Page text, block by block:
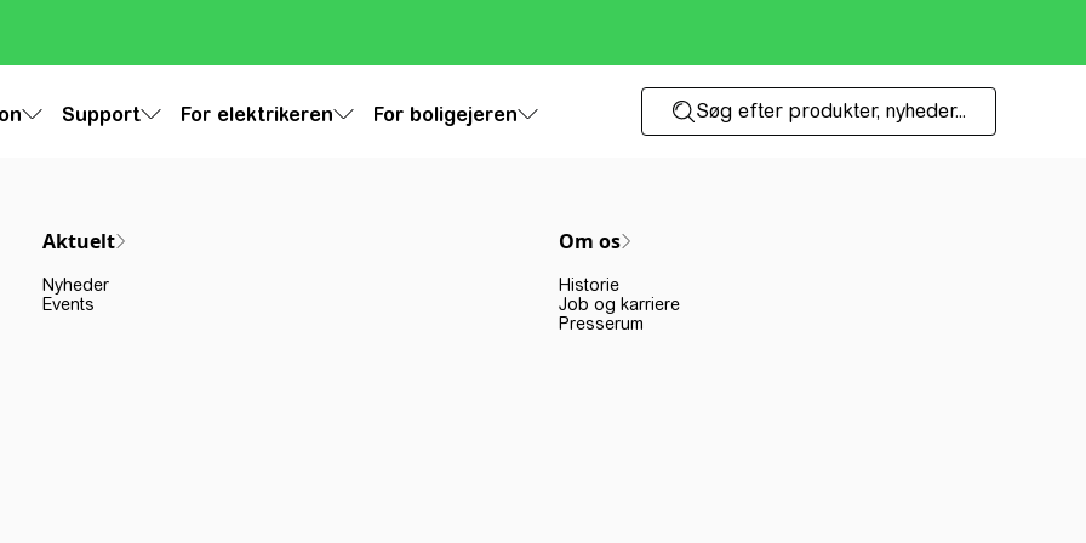
Support For elektrikeren For boligejeren Søg efter produkter, nyheder...
Aktuelt
Nyheder
Events
Om os
Historie
Job og karriere
Presserum